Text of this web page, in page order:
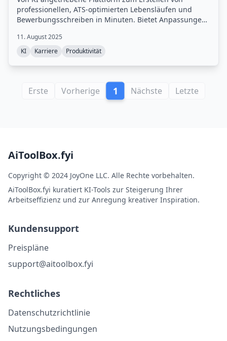
professionellen, ATS-optimierten Lebensläufen und
Bewerbungsschreiben in Minuten. Bietet Anpassungen,
11. August 2025
KI
Karriere Produktivität
Erste Vorherige 1 Nächste Letzte
AiToolBox.fyi
Copyright © 2024 JoyOne LLC. Alle Rechte vorbehalten.
AiToolBox.fyi kuratiert KI-Tools zur Steigerung Ihrer
Arbeitseffizienz und zur Anregung kreativer Inspiration.
Kundensupport
Preispläne
support@aitoolbox.fyi
Rechtliches
Datenschutzrichtlinie
Nutzungsbedingungen